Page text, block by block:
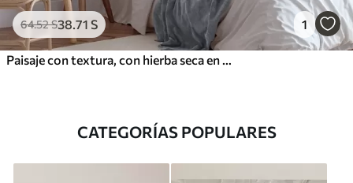
64.52S38 .71 S 1
CATEGORÍAS POPULARES